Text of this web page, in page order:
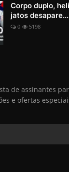
Corpo duplo,
jatos desapare...
0 5198
de assinantes
e ofertas